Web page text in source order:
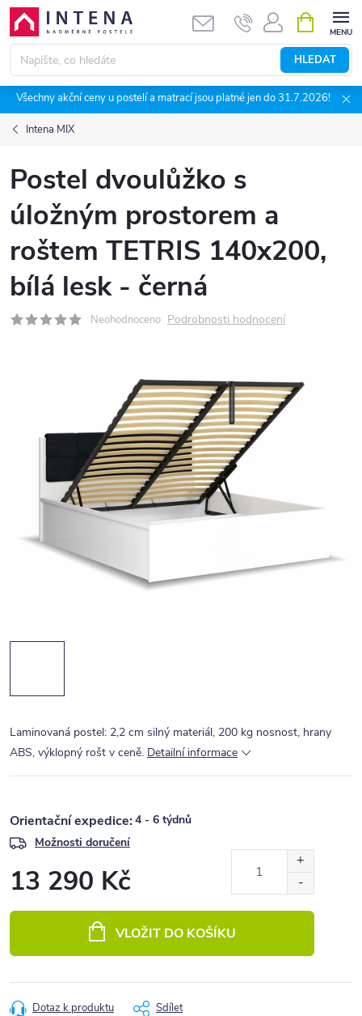
Přejít
obsah
HLEDAT
NÁKUPNÍ
KOŠÍK
Všechny akční ceny u postelí a matrací jsou platné jen do 31.7.2026!
Intena MIX
Postel dvoulůžko s
úložným prostorem a
roštem TETRIS 140x200,
bílá lesk - černá
Neohodnoceno Podrobnosti hodnocení
Laminovaná postel: 2,2 cm silný materiál, 200 kg nosnost, hrany
ABS, výklopný rošt v ceně. Detailní informace
4 - 6 týdnů
Možnosti doručení
13 290 Kč
VLOŽIT DO KOŠÍKU
Dotaz k produktu Sdílet